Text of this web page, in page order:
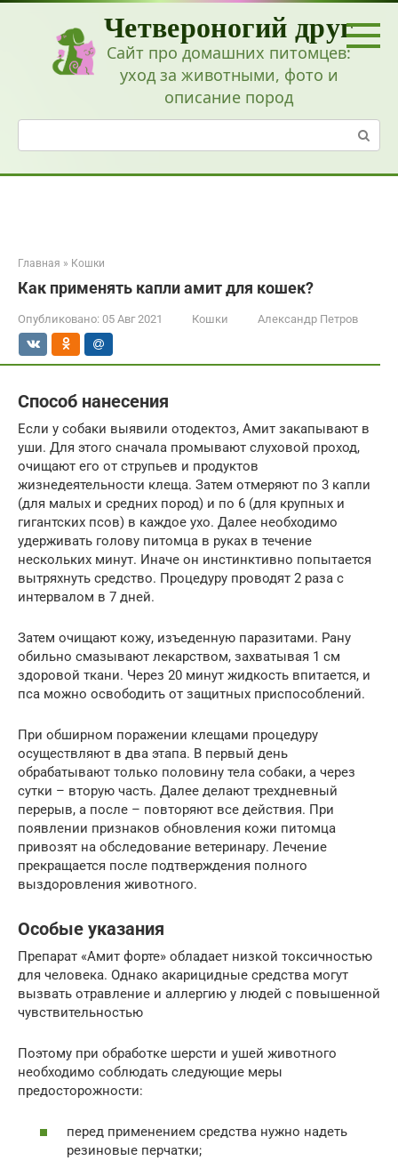
Перейти
Четвероногий друг
Сайт про домашних питомцев:
уход за животными, фото и
описание пород
Поиск:
Главная » Кошки
Как применять капли амит для кошек?
Опубликовано: 05 Авг 2021 Кошки Александр Петров
Способ нанесения
Если у собаки выявили отодектоз, Амит закапывают в
уши. Для этого сначала промывают слуховой проход,
очищают его от струпьев и продуктов
жизнедеятельности клеща. Затем отмеряют по 3 капли
(для малых и средних пород) и по 6 (для крупных и
гигантских псов) в каждое ухо. Далее необходимо
удерживать голову питомца в руках в течение
нескольких минут. Иначе он инстинктивно попытается
вытряхнуть средство. Процедуру проводят 2 раза с
интервалом в 7 дней.
Затем очищают кожу, изъеденную паразитами. Рану
обильно смазывают лекарством, захватывая 1 см
здоровой ткани. Через 20 минут жидкость впитается, и
пса можно освободить от защитных приспособлений.
При обширном поражении клещами процедуру
осуществляют в два этапа. В первый день
обрабатывают только половину тела собаки, а через
сутки – вторую часть. Далее делают трехдневный
перерыв, а после – повторяют все действия. При
появлении признаков обновления кожи питомца
привозят на обследование ветеринару. Лечение
прекращается после подтверждения полного
выздоровления животного.
Особые указания
Препарат «Амит форте» обладает низкой токсичностью
для человека. Однако акарицидные средства могут
вызвать отравление и аллергию у людей с повышенной
чувствительностью
Поэтому при обработке шерсти и ушей животного
необходимо соблюдать следующие меры
предосторожности:
перед применением средства нужно надеть
резиновые перчатки;